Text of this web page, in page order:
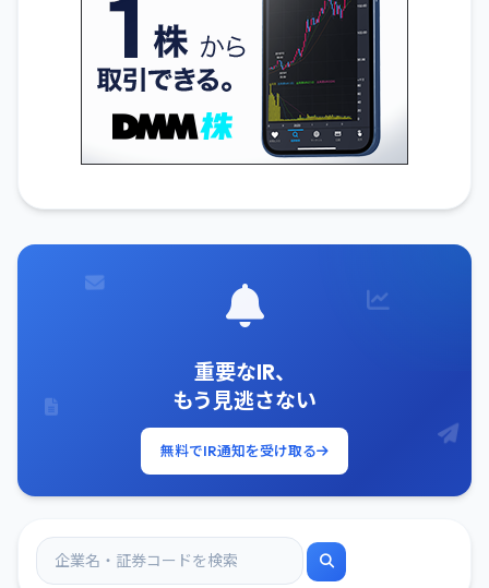
重要なIR、
もう見逃さない
無料でIR通知を受け取る